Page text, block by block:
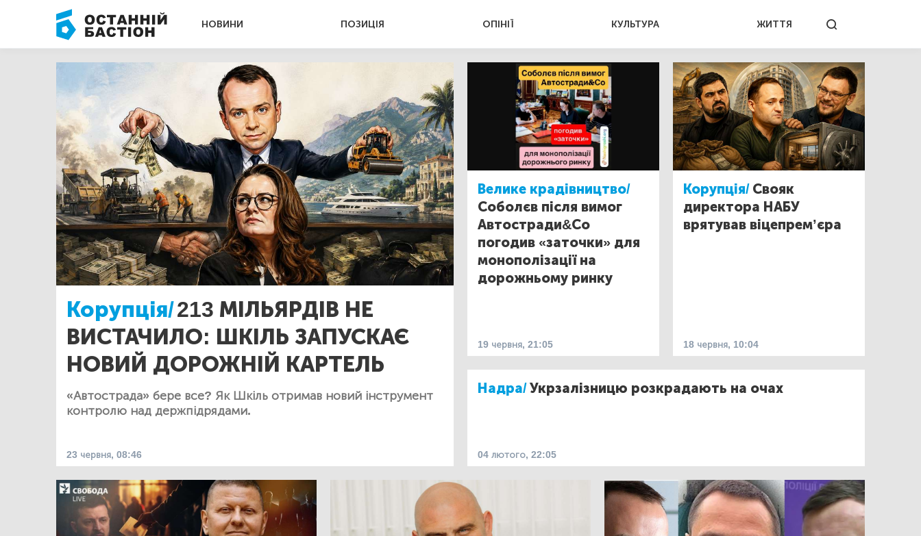
НОВИНИ ПОЗИЦІЯ ОПІНІЇ КУЛЬТУРА ЖИТТЯ
Корупція/213 МІЛЬЯРДІВ НЕ
ВИСТАЧИЛО: ШКІЛЬ ЗАПУСКАЄ
НОВИЙ ДОРОЖНІЙ КАРТЕЛЬ
«Автострада» бере все? Як Шкіль отримав новий інструмент
контролю над держпідрядами.
23 червня, 08:46
Велике крадівництво/
Соболєв після вимог
Автостради&Со
погодив «заточки» для
монополізації на
дорожньому ринку
19 червня, 21:05
Корупція/ Свояк
директора НАБУ
врятував віцепрем’єра
18 червня, 10:04
Надра/Укрзалізницю розкрадають на очах
04 лютого, 22:05